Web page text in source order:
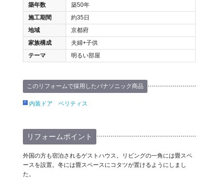
築年数
築50年
施工期間
約35日
地域
京都府
家族構成
夫婦+子供
テーマ
明るい部屋
このリフォームで採用したパナソニック商品
内装ドア ベリティス
リフォームポイント
外国の方も宿泊されるゲストハウス。リビングの一角には畳スペ
ースを設置。冬には畳スペースにコタツが置けるようにしまし
た。